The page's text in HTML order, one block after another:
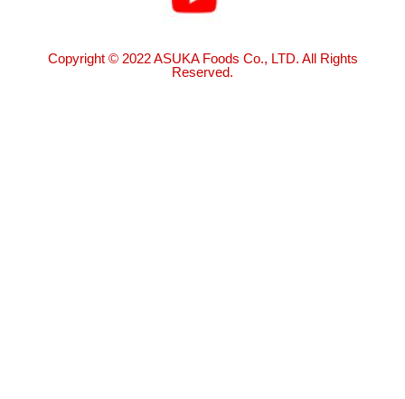
Copyright © 2022 ASUKA Foods Co., LTD. All Rights
Reserved.